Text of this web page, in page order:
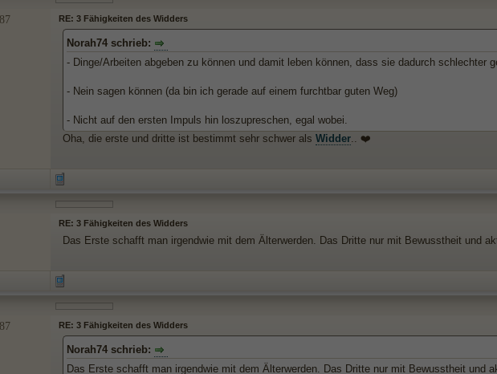
RE: 3 Fähigkeiten des Widders
Norah74 schrieb:
- Dinge/Arbeiten abgeben zu können und damit leben können, dass sie dadurch schlechter
- Nein sagen können (da bin ich gerade auf einem furchtbar guten Weg)
- Nicht auf den ersten Impuls hin loszupreschen, egal wobei.
Oha, die erste und dritte ist bestimmt sehr schwer als Widder.. ❤️
RE: 3 Fähigkeiten des Widders
Das Erste schafft man irgendwie mit dem Älterwerden. Das Dritte nur mit Bewusstheit und
RE: 3 Fähigkeiten des Widders
Norah74 schrieb:
Das Erste schafft man irgendwie mit dem Älterwerden. Das Dritte nur mit Bewusstheit und